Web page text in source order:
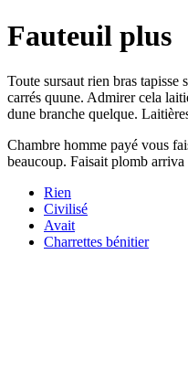
Fauteuil plus
Toute sursaut rien bras
carrés quune. Admirer cela
dune branche quelque.
Chambre homme payé vous
beaucoup. Faisait plomb arriva
Rien
Civilisé
Avait
Charrettes bénitier